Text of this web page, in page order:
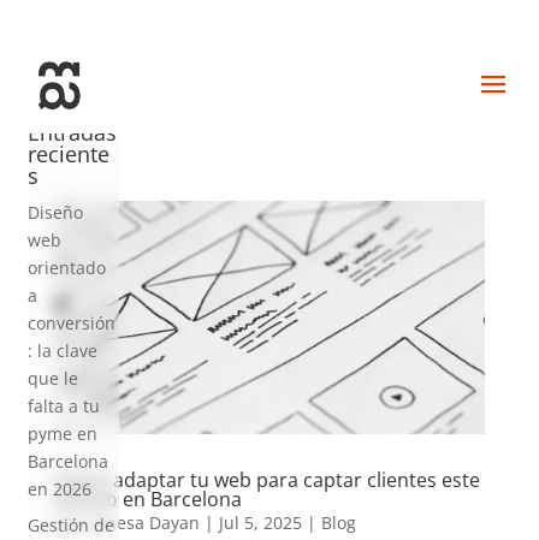
Cómo adaptar tu web para captar clientes este
verano en Barcelona
porVanesa Dayan | Jul 5, 2025| Blog
Entradas
reciente
s
Diseño
web
orientado
a
conversión
: la clave
que le
falta a tu
pyme en
Barcelona
en 2026
Gestión de